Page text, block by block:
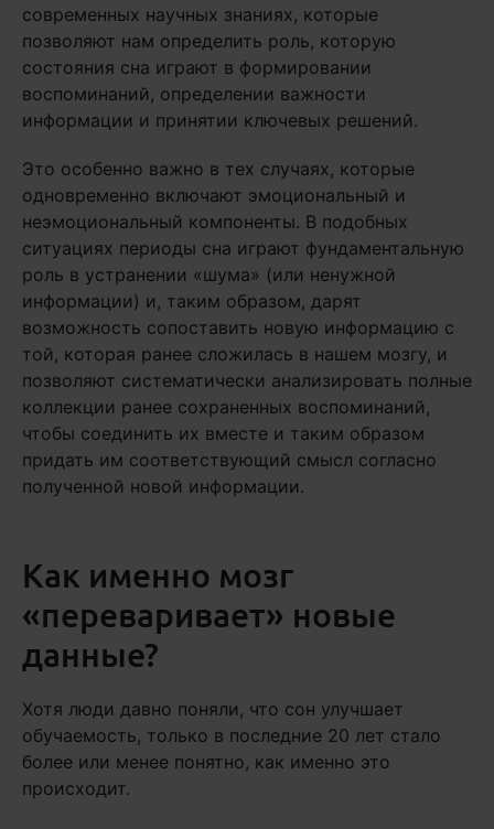
современных научных знаниях, которые
позволяют нам определить роль, которую
состояния сна играют в формировании
воспоминаний, определении важности
информации и принятии ключевых решений.
Это особенно важно в тех случаях, которые
одновременно включают эмоциональный и
неэмоциональный компоненты. В подобных
ситуациях периоды сна играют фундаментальную
роль в устранении «шума» (или ненужной
информации) и, таким образом, дарят
возможность сопоставить новую информацию с
той, которая ранее сложилась в нашем мозгу, и
позволяют систематически анализировать полные
коллекции ранее сохраненных воспоминаний,
чтобы соединить их вместе и таким образом
придать им соответствующий смысл согласно
полученной новой информации.
Как именно мозг
«переваривает» новые
данные?
Хотя люди давно поняли, что сон улучшает
обучаемость, только в последние 20 лет стало
более или менее понятно, как именно это
происходит.